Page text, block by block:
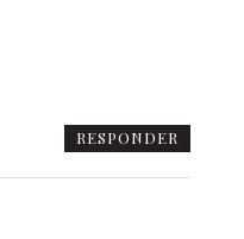
RESPONDER